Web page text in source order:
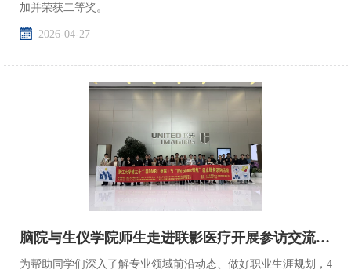
加并荣获二等奖。
2026-04-27
脑院与生仪学院师生走进联影医疗开展参访交流活动
为帮助同学们深入了解专业领域前沿动态、做好职业生涯规划，4